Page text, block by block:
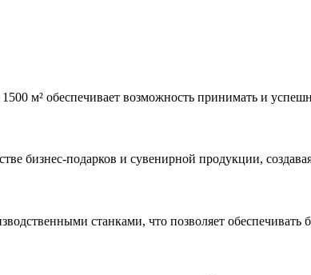
м² обеспечивает возможность принимать и
бизнес-подарков и сувенирной продукции,
станками, что позволяет